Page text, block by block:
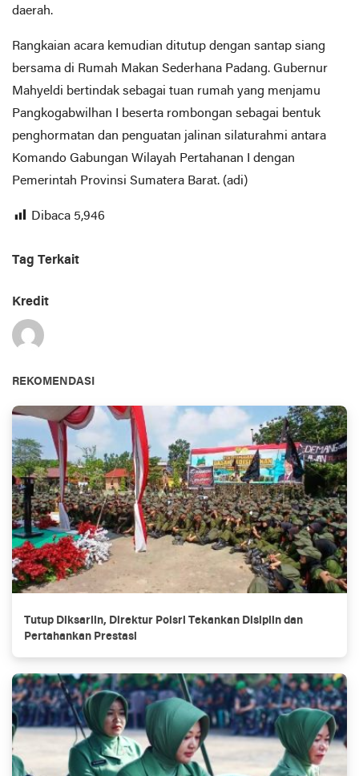
daerah.
Rangkaian acara kemudian ditutup dengan santap siang
bersama di Rumah Makan Sederhana Padang. Gubernur
Mahyeldi bertindak sebagai tuan rumah yang menjamu
Pangkogabwilhan I beserta rombongan sebagai bentuk
penghormatan dan penguatan jalinan silaturahmi antara
Komando Gabungan Wilayah Pertahanan I dengan
Pemerintah Provinsi Sumatera Barat. (adi)
Dibaca 5,946
Tag Terkait
Kredit
REKOMENDASI
Tutup Diksarlin, Direktur Polsri Tekankan Disiplin dan
Pertahankan Prestasi